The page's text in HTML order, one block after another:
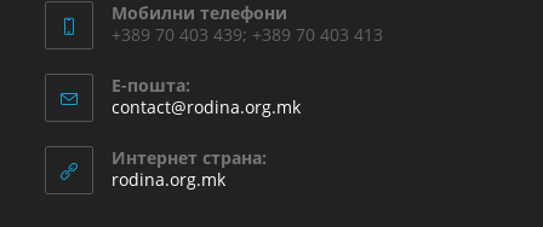
Мобилни телефони
+389 70 403 439; +389 70 403 413
Е-пошта:
contact@rodina.org.mk
Интернет страна:
rodina.org.mk